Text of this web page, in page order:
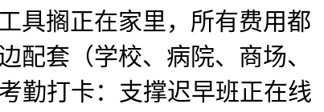
具搁正在家里，所有费用都
配套（学校、病院、商场、
勤打卡：支撑迟早班正在线